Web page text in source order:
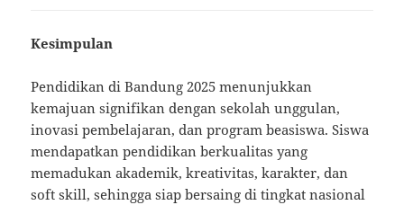
Kesimpulan
Pendidikan di Bandung 2025 menunjukkan
kemajuan signifikan dengan sekolah unggulan,
inovasi pembelajaran, dan program beasiswa. Siswa
mendapatkan pendidikan berkualitas yang
memadukan akademik, kreativitas, karakter, dan
soft skill, sehingga siap bersaing di tingkat nasional